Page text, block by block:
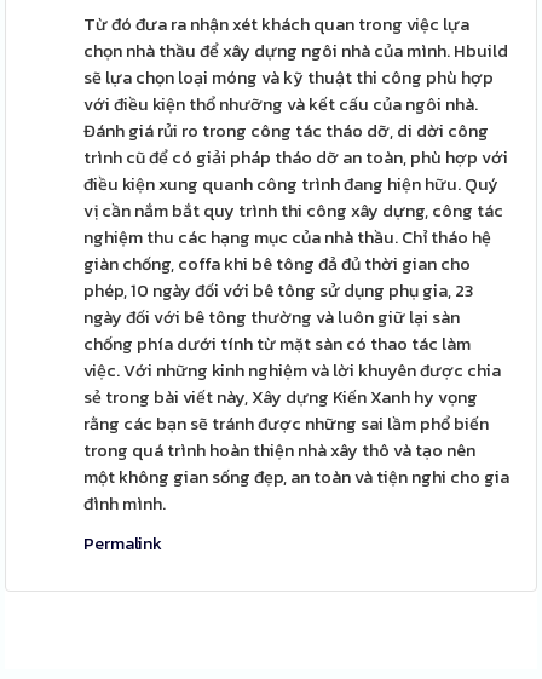
Từ đó đưa ra nhận xét khách quan trong việc lựa
chọn nhà thầu để xây dựng ngôi nhà của mình. Hbuild
sẽ lựa chọn loại móng và kỹ thuật thi công phù hợp
với điều kiện thổ nhưỡng và kết cấu của ngôi nhà.
Đánh giá rủi ro trong công tác tháo dỡ, di dời công
trình cũ để có giải pháp tháo dỡ an toàn, phù hợp với
điều kiện xung quanh công trình đang hiện hữu. Quý
vị cần nắm bắt quy trình thi công xây dựng, công tác
nghiệm thu các hạng mục của nhà thầu. Chỉ tháo hệ
giàn chống, coffa khi bê tông đả đủ thời gian cho
phép, 10 ngày đối với bê tông sử dụng phụ gia, 23
ngày đối với bê tông thường và luôn giữ lại sàn
chống phía dưới tính từ mặt sàn có thao tác làm
việc. Với những kinh nghiệm và lời khuyên được chia
sẻ trong bài viết này, Xây dựng Kiến Xanh hy vọng
rằng các bạn sẽ tránh được những sai lầm phổ biến
trong quá trình hoàn thiện nhà xây thô và tạo nên
một không gian sống đẹp, an toàn và tiện nghi cho gia
đình mình.
Permalink